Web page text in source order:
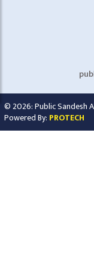
© 2026: Public Sandesh
Powered By: PROTECH